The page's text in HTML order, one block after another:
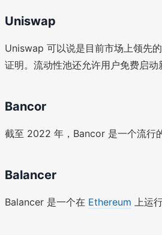
Uniswap
Uniswap 可以说是目前市场上领先
证明。流动性池还允许用户免费启动
Bancor
截至 2022 年，Bancor 是一个流行
Balancer
Balancer 是一个在 Ethereum 上运